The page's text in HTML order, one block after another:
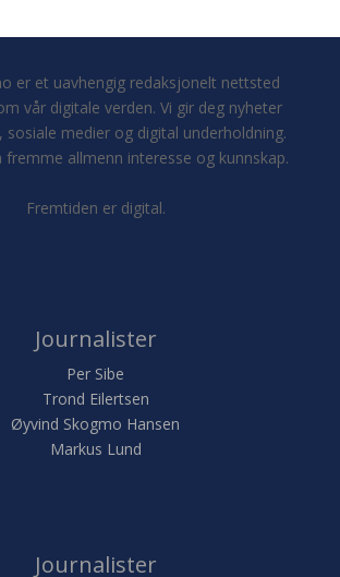
er et uavhengig redaksjonelt nettsted
vår digitale verden. Vi gir deg nyheter
medier og digital underholdning.
fremme allmenn interesse og kunnskap.
Fremtiden er digital.
Journalister
Per Sibe
Trond Eilertsen
Øyvind Skogmo Hansen
Markus Lund
Journalister